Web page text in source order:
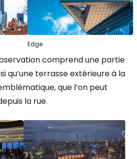
Edge
comprend une partie
qu’une terrasse extérieure à la
que l’on peut
la rue.